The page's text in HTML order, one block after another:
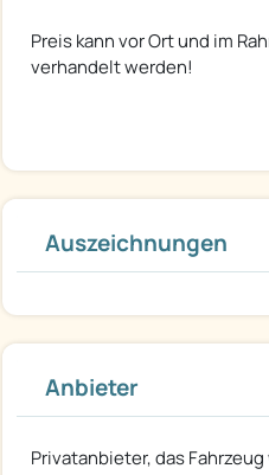
Preis kann vor Ort und im
verhandelt werden!
Auszeichnungen
Anbieter
Privatanbieter, das